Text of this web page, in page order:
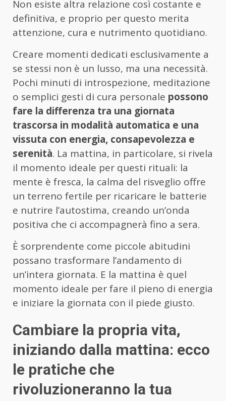
Non esiste altra relazione così costante e
definitiva, e proprio per questo merita
attenzione, cura e nutrimento quotidiano.
Creare momenti dedicati esclusivamente a
se stessi non è un lusso, ma una necessità.
Pochi minuti di introspezione, meditazione
o semplici gesti di cura personale possono
fare la differenza tra una giornata
trascorsa in modalità automatica e una
vissuta con energia, consapevolezza e
serenità. La mattina, in particolare, si rivela
il momento ideale per questi rituali: la
mente è fresca, la calma del risveglio offre
un terreno fertile per ricaricare le batterie
e nutrire l’autostima, creando un’onda
positiva che ci accompagnerà fino a sera.
È sorprendente come piccole abitudini
possano trasformare l’andamento di
un’intera giornata. E la mattina è quel
momento ideale per fare il pieno di energia
e iniziare la giornata con il piede giusto.
Cambiare la propria vita,
iniziando dalla mattina: ecco
le pratiche che
rivoluzioneranno la tua